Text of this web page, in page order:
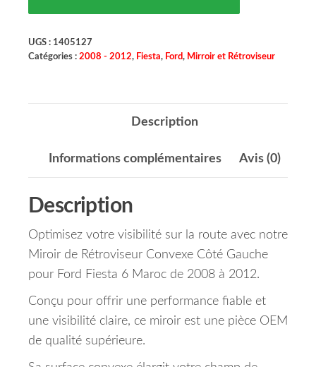
UGS : 1405127
Catégories : 2008 - 2012, Fiesta, Ford, Mirroir et Rétroviseur
Description
Informations complémentaires Avis (0)
Description
Optimisez votre visibilité sur la route avec notre
Miroir de Rétroviseur Convexe Côté Gauche
pour Ford Fiesta 6 Maroc de 2008 à 2012.
Conçu pour offrir une performance fiable et
une visibilité claire, ce miroir est une pièce OEM
de qualité supérieure.